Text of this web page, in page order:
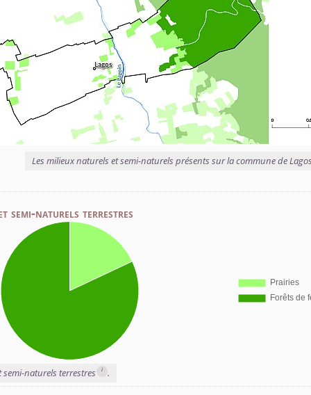
Les milieux naturels et semi-naturels présents sur la commune de
semi-naturels terrestres
semi-naturels terrestres i .